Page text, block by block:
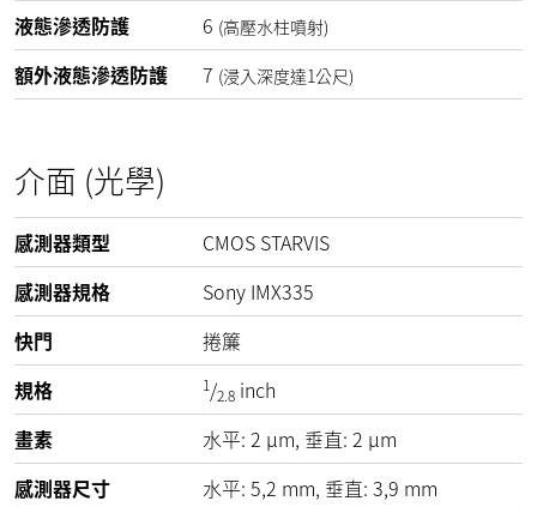
液態滲透防護 6 (高壓水柱噴射)
額外液態滲透防護 7 (浸入深度達1公尺)
介面 (光學)
感測器類型
CMOS STARVIS
感測器規格
Sony IMX335
快門
捲簾
規格
1/2.8 inch
畫素
水平: 2 µm, 垂直: 2 µm
感測器尺寸
水平: 5,2 mm, 垂直: 3,9 mm